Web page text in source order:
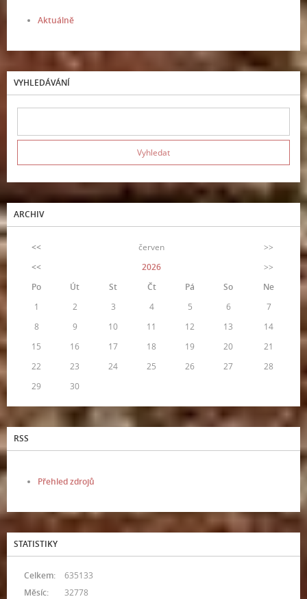
Aktuálně
VYHLEDÁVÁNÍ
ARCHIV
<< červen
>>
<<
2026
>>
Po
Út St Čt Pá So
Ne
1
2 3 4 5 6
7
8
9 10 11 12 13
14
15
16 17 18 19 20
21
22
23 24 25 26 27
28
29
30
RSS
Přehled zdrojů
STATISTIKY
Celkem:
635133
Měsíc:
32778